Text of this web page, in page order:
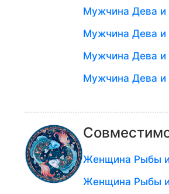
Мужчина Дева
Мужчина Дева
Мужчина Дева и
Мужчина Дева
Женщина Рыбы
Женщина Рыбы